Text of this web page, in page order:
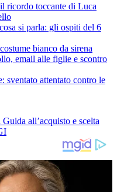
ricordo toccante di Luca
si parla: gli ospiti del 6
bianco da sirena
email alle figlie e scontro
sventato attentato contro le
Guida all’acquisto e scelta